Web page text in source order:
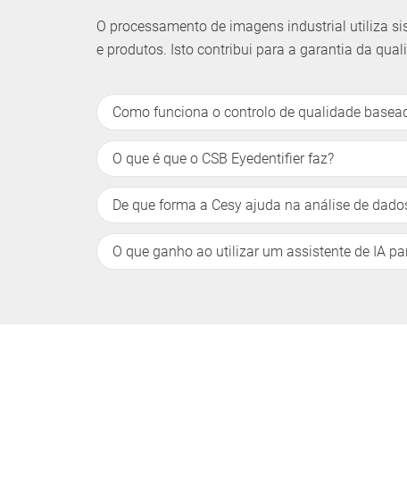
O processamento de imagens industrial utiliza
e produtos. Isto contribui para a garantia da
Como funciona o controlo de qualidade
O que é que o CSB Eyedentifier faz?
De que forma a Cesy ajuda na análise de
O que ganho ao utilizar um assistente de IA